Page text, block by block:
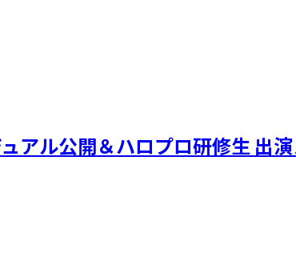
アル公開＆ハロプロ研修生 出